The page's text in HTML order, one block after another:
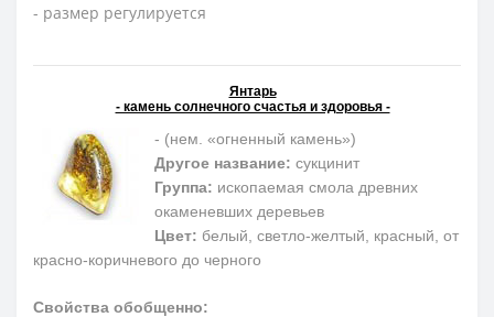
- размер регулируется
Янтарь
- камень солнечного счастья и здоровья -
- (нем. «огненный камень»)
Другое название: сукцинит
Группа: ископаемая смола древних
окаменевших деревьев
Цвет: белый, светло-желтый, красный, от
красно-коричневого до черного
Свойства обобщенно: